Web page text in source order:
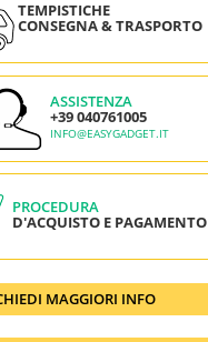
TEMPISTICHE
CONSEGNA & TRASPORTO
ASSISTENZA
+39 040761005
INFO@EASYGADGET.IT
PROCEDURA
D'ACQUISTO E PAGAMENTO
MAGGIORI INFO